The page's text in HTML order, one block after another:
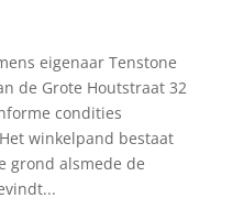
eigenaar Tenstone
de Grote Houtstraat 32
condities
winkelpand bestaat
grond alsmede de